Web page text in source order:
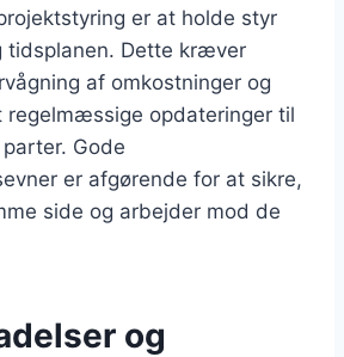
er at holde styr
tidsplanen. Dette kræver
af omkostninger og
regelmæssige opdateringer til
Gode
er afgørende for at sikre,
side og arbejder mod de
og